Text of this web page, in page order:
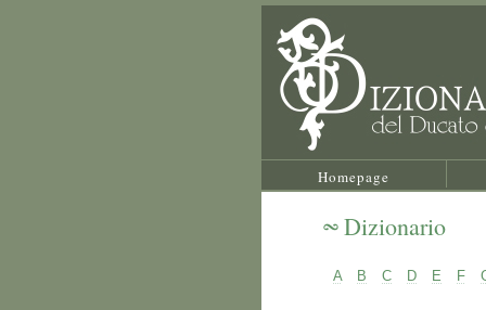
Homepage
Dizionario
A B C D E F